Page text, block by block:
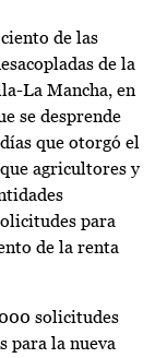
de las
de la
La Mancha, en
se desprende
que otorgó el
agricultores y
para
de la renta
solicitudes
para la nueva